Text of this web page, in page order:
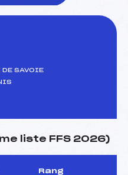
SAVOIE
liste FFS 2026)
Rang